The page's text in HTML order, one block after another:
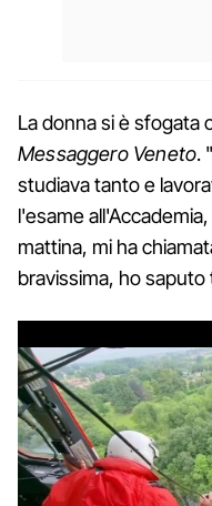
La donna si è sfogata
Messaggero Veneto.
studiava tanto e
l'esame
mattina, mi ha
bravissima, ho